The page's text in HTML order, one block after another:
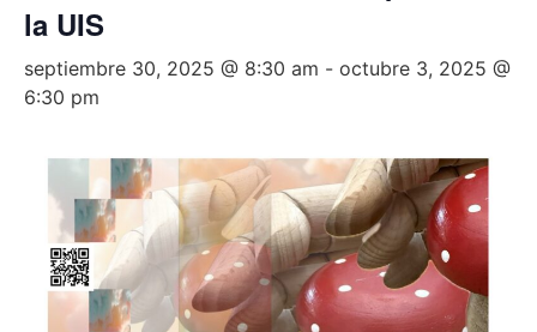
la UIS
septiembre 30, 2025 @ 8:30 am - octubre 3, 2025 @
6:30 pm